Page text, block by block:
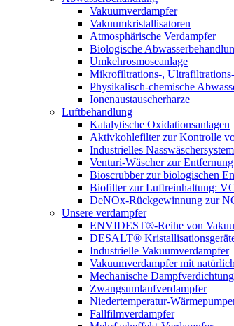
Vakuumverdampfer
Vakuumkristallisatoren
Atmosphärische Verdampfer
Biologische
Umkehrosmoseanlage
Mikrofiltrations-,
Physikalisch-chemische
Ionenaustauscherharze
Luftbehandlung
Katalytische Oxidationsanlagen
Aktivkohlefilter zur Kontrolle
Industrielles
Venturi-Wäscher zur
Bioscrubber zur biologischen
Biofilter zur Luftreinhaltung:
DeNOx-Rückgewinnung zur
Unsere verdampfer
ENVIDEST®-Reihe von
DESALT®
Industrielle Vakuumverdampfer
Vakuumverdampfer mit
Mechanische
Zwangsumlaufverdampfer
Niedertemperatur-
Fallfilmverdampfer